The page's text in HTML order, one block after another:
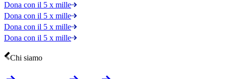
Dona con il 5 x mille
Dona con il 5 x mille
Dona con il 5 x mille
Dona con il 5 x mille
Chi siamo